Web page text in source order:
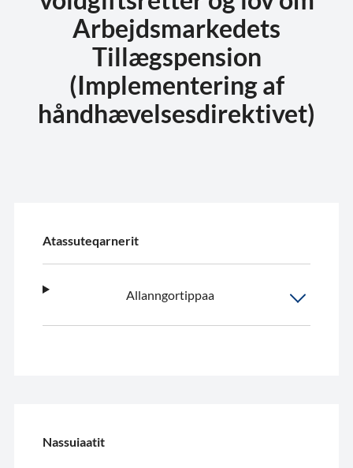
Arbejdsmarkedets
Tillægspension
(Implementering af
håndhævelsesdirektivet)
Atassuteqarnerit
Allanngortippaa
Nassuiaatit